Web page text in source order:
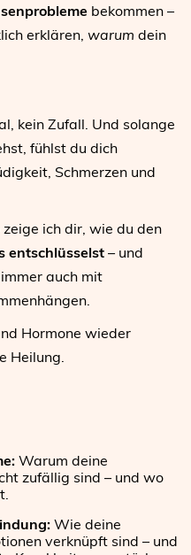
bekommen –
erklären, warum dein
kein Zufall. Und solange
fühlst du dich
Schmerzen und
ich dir, wie du den
entschlüsselst – und
auch mit
Hormone wieder
Heilung.
Warum deine
zufällig sind – und wo
Wie deine
verknüpft sind – und